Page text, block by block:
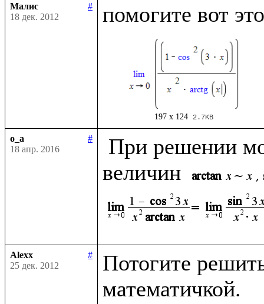
Малис
#
18 дек. 2012
197 x 124 2.7KB
o_a
#
18 апр. 2016
величин
Alexx
#
25 дек. 2012
Потогите